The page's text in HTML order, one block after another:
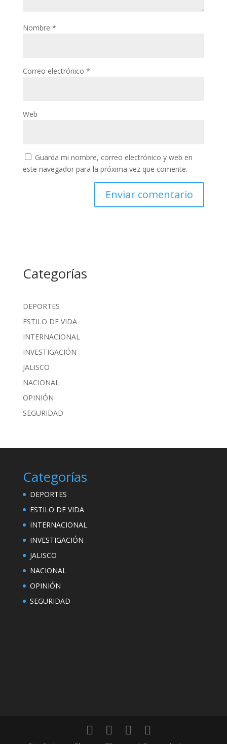
Nombre *
Correo electrónico *
Web
Guarda mi nombre, correo electrónico y web en
este navegador para la próxima vez que comente.
Categorías
DEPORTES
ESTILO DE VIDA
INTERNACIONAL
INVESTIGACIÓN
JALISCO
NACIONAL
OPINIÓN
SEGURIDAD
Categorías
DEPORTES
ESTILO DE VIDA
INTERNACIONAL
INVESTIGACIÓN
JALISCO
NACIONAL
OPINIÓN
SEGURIDAD